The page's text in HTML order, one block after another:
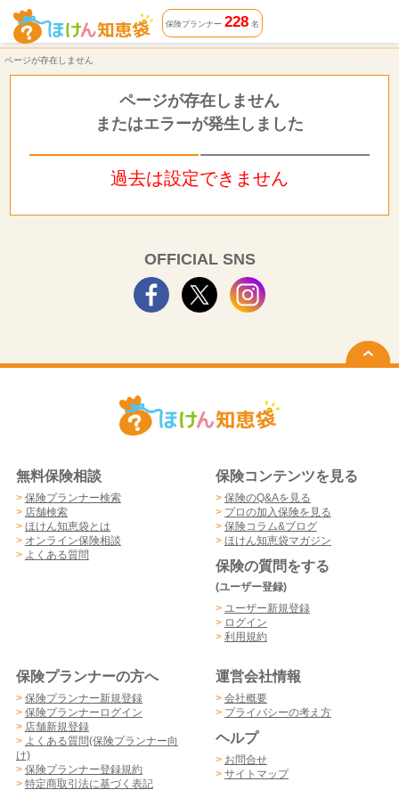
ページが存在しません | ほけん知恵袋
保険プランナー 228名
ページが存在しません
ページが存在しません
またはエラーが発生しました
過去は設定できません
OFFICIAL SNS
無料保険相談
> 保険プランナー検索
> 店舗検索
> ほけん知恵袋とは
> オンライン保険相談
> よくある質問
保険コンテンツを見る
> 保険のQ&Aを見る
> プロの加入保険を見る
> 保険コラム&ブログ
> ほけん知恵袋マガジン
保険の質問をする
(ユーザー登録)
> ユーザー新規登録
> ログイン
> 利用規約
保険プランナーの方へ
> 保険プランナー新規登録
> 保険プランナーログイン
> 店舗新規登録
> よくある質問(保険プランナー向
け)
> 保険プランナー登録規約
> 特定商取引法に基づく表記
運営会社情報
> 会社概要
> プライバシーの考え方
ヘルプ
> お問合せ
> サイトマップ